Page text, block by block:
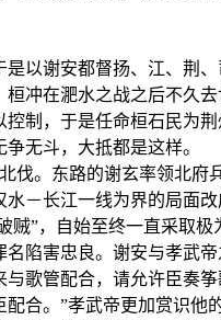
以谢安都督扬、江、荆
冲在淝水之战之后不久
制，于是任命桓石民为
无斗，大抵都是这样。
伐。东路的谢玄率领北
－长江一线为界的局面
贼”，自始至终一直采取
陷害忠良。谢安与孝武
歌管配合，请允许臣奏
合。”孝武帝更加赏识